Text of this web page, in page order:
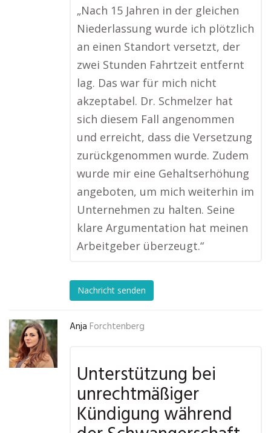
„Nach 15 Jahren in der gleichen
Niederlassung wurde ich plötzlich
an einen Standort versetzt, der
zwei Stunden Fahrtzeit entfernt
lag. Das war für mich nicht
akzeptabel. Dr. Schmelzer hat
sich diesem Fall angenommen
und erreicht, dass die Versetzung
zurückgenommen wurde. Zudem
wurde mir eine Gehaltserhöhung
angeboten, um mich weiterhin im
Unternehmen zu halten. Seine
klare Argumentation hat meinen
Arbeitgeber überzeugt.“
Nachricht senden
Anja Forchtenberg
Unterstützung bei
unrechtmäßiger
Kündigung während